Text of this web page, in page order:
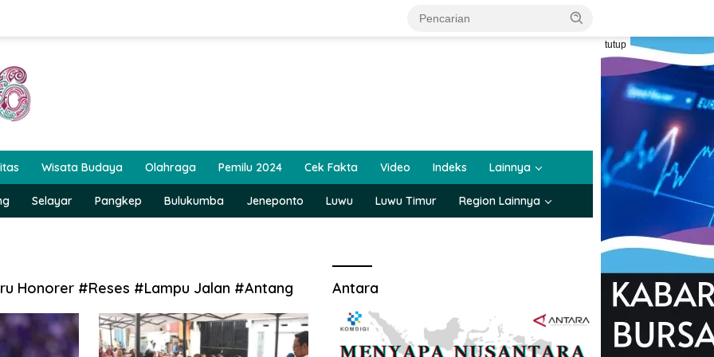
tutup
Wisata Budaya Olahraga Pemilu 2024 Cek Fakta Video Indeks Lainnya
Selayar Pangkep Bulukumba Jeneponto Luwu Luwu Timur Region Lainnya
Honorer #Reses #Lampu Jalan #Antang Antara